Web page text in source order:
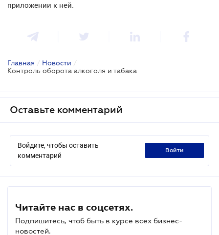
приложении к ней.
Главная / Новости /
Контроль оборота алкоголя и табака
Оставьте комментарий
Войдите, чтобы оставить
комментарий
войти
Читайте нас в соцсетях.
Подпишитесь, чтоб быть в курсе всех бизнес-
новостей.